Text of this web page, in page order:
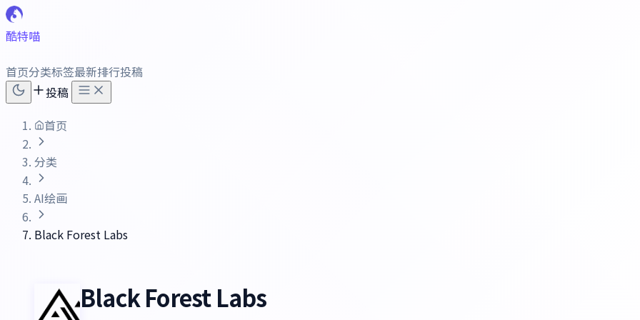
酷特喵
首页分类标签最新排行投稿
投稿
首页
分类
AI绘画
Black Forest Labs
Black Forest Labs